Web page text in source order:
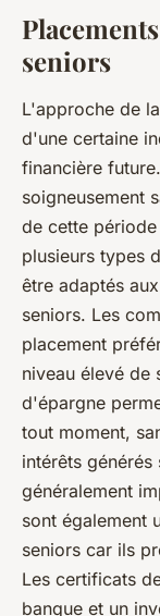
seniors
L'approche de
d'une certaine
financière
soigneusement
de cette
plusieurs types
être adaptés
seniors. Les
placement
niveau élevé de
d'épargne
tout moment,
intérêts
généralement
sont également
seniors car ils
Les certificats
banque et un